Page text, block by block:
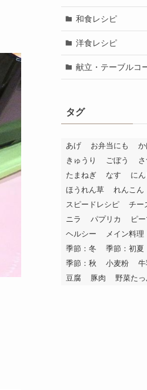
和食レシピ
洋食レシピ
献立・テーブルコ
タグ
あげ お弁当にも
きゅうり
ごぼう
たまねぎ
なす に
ほうれん草
れんこん
スピードレシピ
チー
ニラ
パプリカ ピ
ヘルシー
メイン料理
季節：冬
季節：初夏
季節：秋
小麦粉
豆腐
豚肉 野菜たっ